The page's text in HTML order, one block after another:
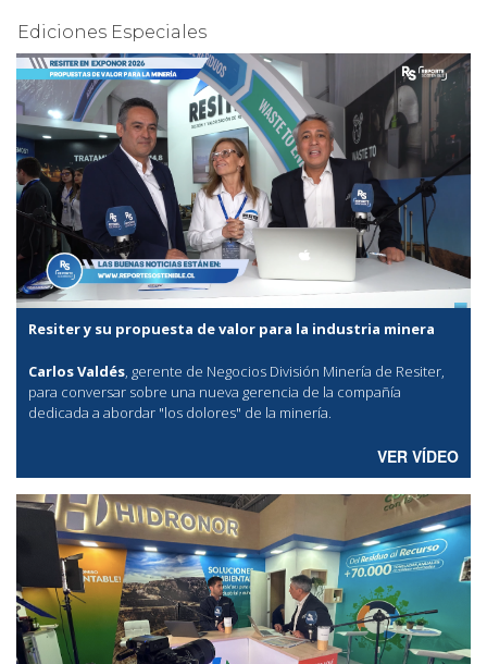
Ediciones Especiales
Resiter y su propuesta de valor para la industria minera
Carlos Valdés, gerente de Negocios División Minería de Resiter,
para conversar sobre una nueva gerencia de la compañía
dedicada a abordar "los dolores" de la minería.
VER VÍDEO